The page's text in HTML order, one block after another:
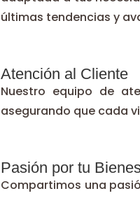
últimas tendencias y
Atención al Cliente
Nuestro equipo de
asegurando que cada
Pasión por tu
Compartimos una